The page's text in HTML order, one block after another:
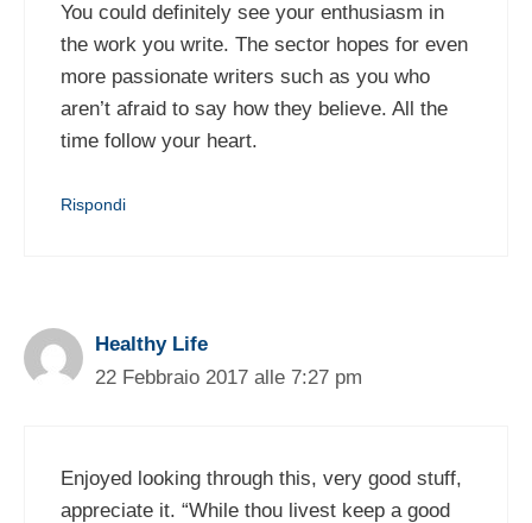
You could definitely see your enthusiasm in
the work you write. The sector hopes for even
more passionate writers such as you who
aren’t afraid to say how they believe. All the
time follow your heart.
Rispondi
Healthy Life
22 Febbraio 2017 alle 7:27 pm
Enjoyed looking through this, very good stuff,
appreciate it. “While thou livest keep a good